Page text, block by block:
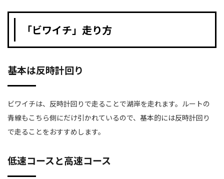
「ビワイチ」走り方
基本は反時計回り
ビワイチは、反時計回りで走ることで湖岸を走れます。ルートの
青線もこちら側にだけ引かれているので、基本的には反時計回り
で走ることをおすすめします。
低速コースと高速コース